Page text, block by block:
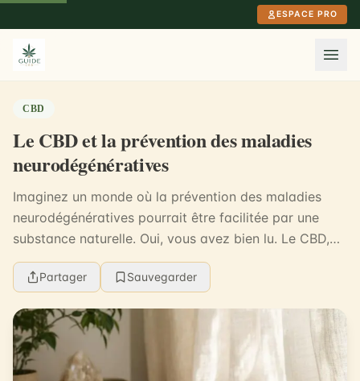
ESPACE PRO
CBD
Le CBD et la prévention des maladies
neurodégénératives
Imaginez un monde où la prévention des maladies
neurodégénératives pourrait être facilitée par une
substance naturelle. Oui, vous avez bien lu. Le CBD,
ou cannabidiol, est actuellement sous les feux d...
Partager Sauvegarder